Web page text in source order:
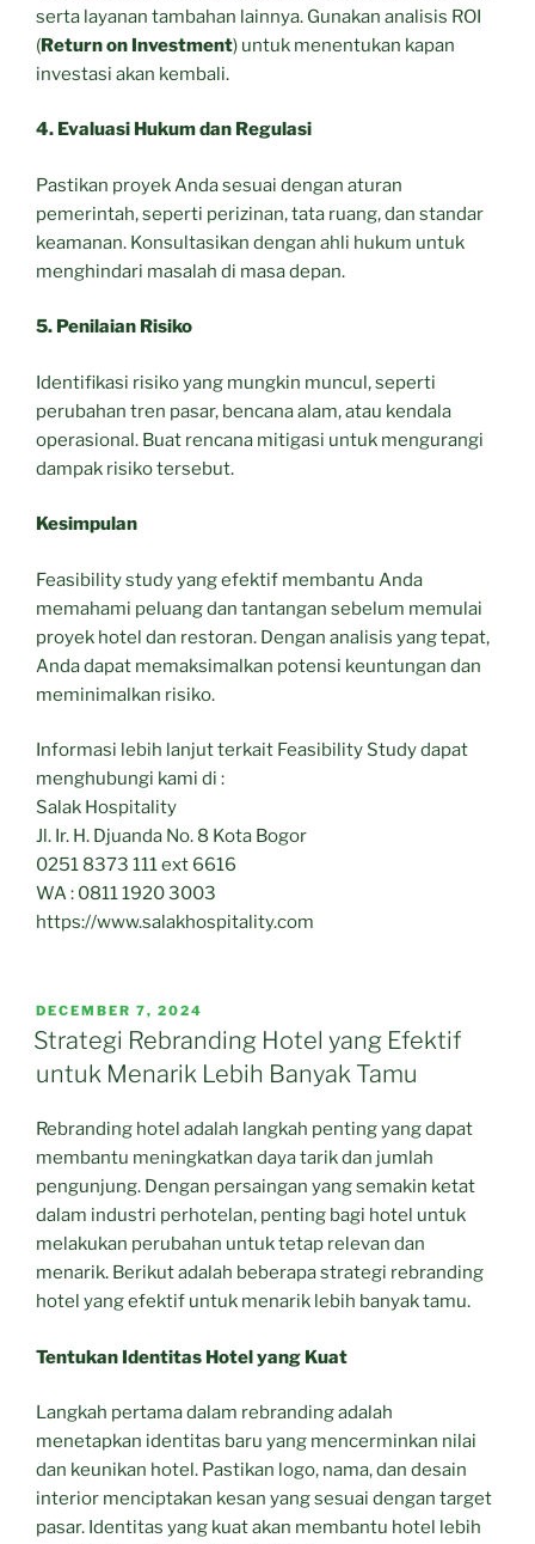
serta layanan tambahan lainnya. Gunakan analisis ROI
(Return on Investment) untuk menentukan kapan
investasi akan kembali.
4. Evaluasi Hukum dan Regulasi
Pastikan proyek Anda sesuai dengan aturan
pemerintah, seperti perizinan, tata ruang, dan standar
keamanan. Konsultasikan dengan ahli hukum untuk
menghindari masalah di masa depan.
5. Penilaian Risiko
Identifikasi risiko yang mungkin muncul, seperti
perubahan tren pasar, bencana alam, atau kendala
operasional. Buat rencana mitigasi untuk mengurangi
dampak risiko tersebut.
Kesimpulan
Feasibility study yang efektif membantu Anda
memahami peluang dan tantangan sebelum memulai
proyek hotel dan restoran. Dengan analisis yang tepat,
Anda dapat memaksimalkan potensi keuntungan dan
meminimalkan risiko.
Informasi lebih lanjut terkait Feasibility Study dapat
menghubungi kami di :
Salak Hospitality
Jl. Ir. H. Djuanda No. 8 Kota Bogor
0251 8373 111 ext 6616
WA : 0811 1920 3003
https://www.salakhospitality.com
POSTED
ON
DECEMBER 7, 2024
Strategi Rebranding Hotel yang Efektif
untuk Menarik Lebih Banyak Tamu
Rebranding hotel adalah langkah penting yang dapat
membantu meningkatkan daya tarik dan jumlah
pengunjung. Dengan persaingan yang semakin ketat
dalam industri perhotelan, penting bagi hotel untuk
melakukan perubahan untuk tetap relevan dan
menarik. Berikut adalah beberapa strategi rebranding
hotel yang efektif untuk menarik lebih banyak tamu.
Tentukan Identitas Hotel yang Kuat
Langkah pertama dalam rebranding adalah
menetapkan identitas baru yang mencerminkan nilai
dan keunikan hotel. Pastikan logo, nama, dan desain
interior menciptakan kesan yang sesuai dengan target
pasar. Identitas yang kuat akan membantu hotel lebih